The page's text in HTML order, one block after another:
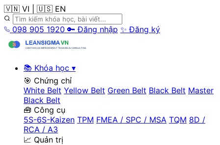
🇻🇳 VI 🇺🇸 EN
098 905 1920 🔑 Đăng nhập ✨ Đăng ký
📚 Khóa học ▾
🎯 Chứng chỉ
White Belt Yellow Belt Green Belt Black Belt Master
Black Belt
🧰 Công cụ
5S-6S-Kaizen TPM FMEA / SPC / MSA TQM 8D /
RCA / A3
📈 Quản trị